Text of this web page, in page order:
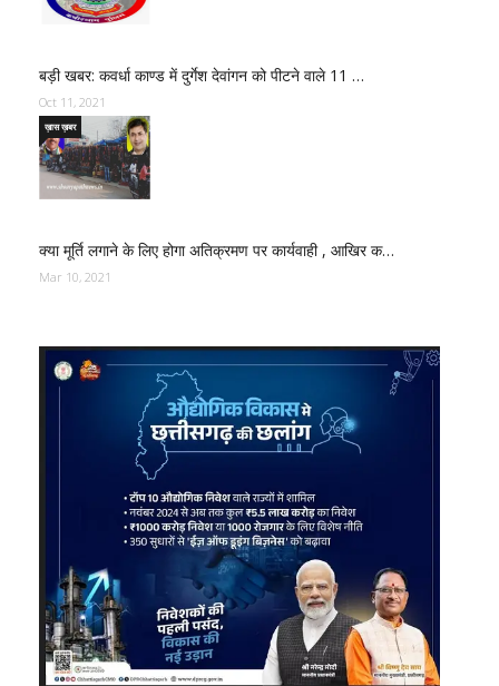
बड़ी खबर: कवर्धा काण्ड में दुर्गेश देवांगन को पीटने वाले 11 …
Oct 11, 2021
क्या मूर्ति लगाने के लिए होगा अतिक्रमण पर कार्यवाही , आखिर क…
ख़ास ख़बर
Mar 10, 2021